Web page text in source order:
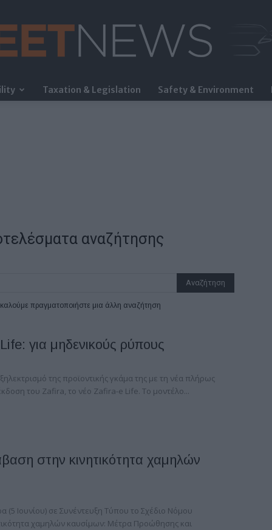
FleetNews
Taxation & Legislation Safety & Environment
αναζήτησης
πραγματοποιήστε μια άλλη αναζήτηση
για μηδενικούς ρύπους
της προϊοντικής γκάμα της με τη νέα πλήρως
του Zafira, το νέο Zafira-e Life. Το μοντέλο...
στην κινητικότητα χαμηλών
(5 Ιουνίου) σε Συνέντευξη Τύπου το Σχέδιο Νόμου
χαμηλών καυσίμων: Μέτρα Προώθησης και